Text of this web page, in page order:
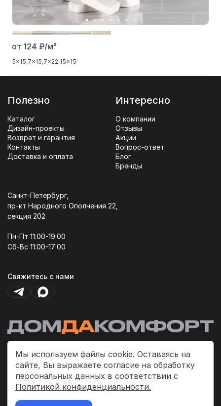
Мы используем файлы cookie. Оставаясь на
сайте, Вы выражаете согласие на обработку
персональных данных в соответствии с
Политикой конфиденциальности.
от 124 ₽/м²
5x15 7x15 7x22 15x15
Полезно
Каталог
Дизайн-проекты
Возврат и гарантия
Контакты
Доставка и оплата
Интересно
О компании
Отзывы
Акции
Вопрос-ответ
Блог
Бренды
Санкт-Петербург,
пр-кт Народного Ополчения 22,
секция 202
Пн-Пт 11:00-19:00
Сб-Вс 11:00-17:00
Свяжитесь с нами
Политика платежей
Политика конфиденциальности